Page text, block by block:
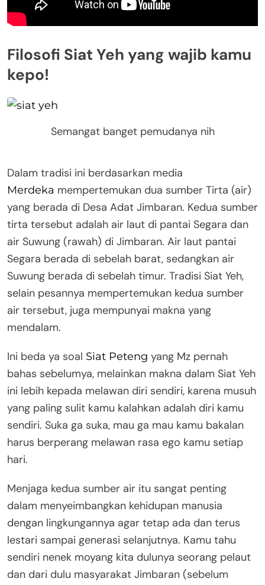
Filosofi Siat Yeh yang wajib kamu
kepo!
Semangat banget pemudanya nih
Dalam tradisi ini berdasarkan media
Merdeka mempertemukan dua sumber Tirta (air)
yang berada di Desa Adat Jimbaran. Kedua sumber
tirta tersebut adalah air laut di pantai Segara dan
air Suwung (rawah) di Jimbaran. Air laut pantai
Segara berada di sebelah barat, sedangkan air
Suwung berada di sebelah timur. Tradisi Siat Yeh,
selain pesannya mempertemukan kedua sumber
air tersebut, juga mempunyai makna yang
mendalam.
Ini beda ya soal Siat Peteng yang Mz pernah
bahas sebelumya, melainkan makna dalam Siat Yeh
ini lebih kepada melawan diri sendiri, karena musuh
yang paling sulit kamu kalahkan adalah diri kamu
sendiri. Suka ga suka, mau ga mau kamu bakalan
harus berperang melawan rasa ego kamu setiap
hari.
Menjaga kedua sumber air itu sangat penting
dalam menyeimbangkan kehidupan manusia
dengan lingkungannya agar tetap ada dan terus
lestari sampai generasi selanjutnya. Kamu tahu
sendiri nenek moyang kita dulunya seorang pelaut
dan dari dulu masyarakat Jimbaran (sebelum